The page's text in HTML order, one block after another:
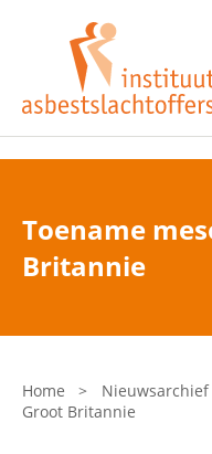
Heeft u
Heeft u
Bent u arts?
Asbest en
Laatste nieuws
Onze organisatie
Toename
Britannie
Home > Nieuwsarchief
Groot Britannie